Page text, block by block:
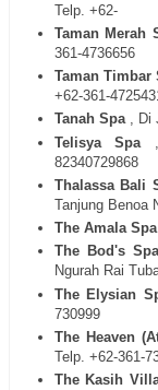
Telp. +62-
Taman Merah
361-4736656
Taman Timbar
+62-361-
Tanah Spa , Di
Telisya Spa
82340729868
Thalassa Bali
Tanjung Benoa
The Amala Spa
The Bod's
Ngurah Rai
The Elysian
730999
The Heaven
Telp. +62-361-
The Kasih